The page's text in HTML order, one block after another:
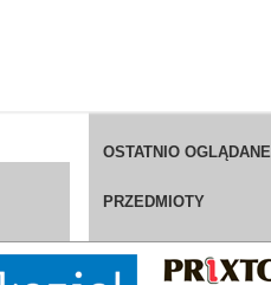
OSTATNIO OGLĄDANE
PRZEDMIOTY